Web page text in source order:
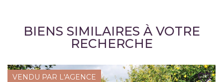
BIENS SIMILAIRES À VOTRE
RECHERCHE
VENDU PAR L'AGENCE